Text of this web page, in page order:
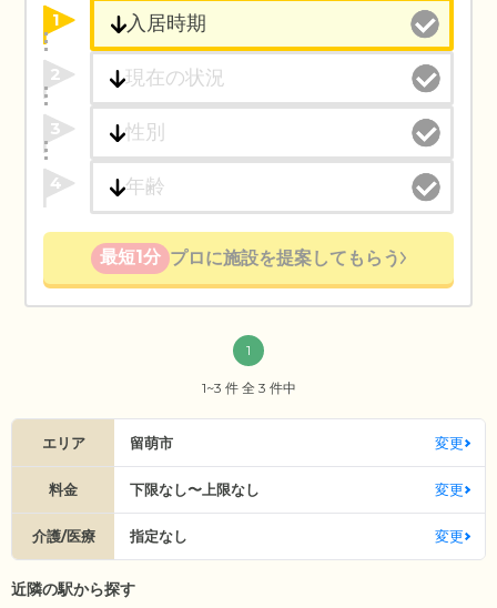
1
2
3
4
最短1分 プロに施設を提案してもらう
1
1~3 件 全 3 件中
エリア 留萌市 変更
料金 下限なし〜上限なし 変更
介護/医療 指定なし 変更
近隣の駅から探す